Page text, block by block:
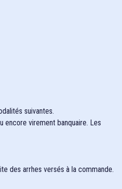
suivantes.
encore virement banquaire. Les
des arrhes versés à la commande.